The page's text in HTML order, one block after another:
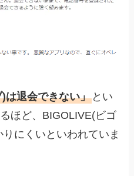
は退会できない」 とい
ほど、BIGOLIVE(ビゴ
にくいといわれていま